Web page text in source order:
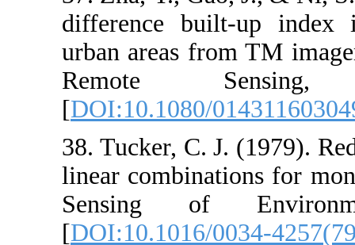
difference
urban areas
Remote
[DOI:10.1080/
38. Tucker, C.
linear
Sensing of
[DOI:10.1016/